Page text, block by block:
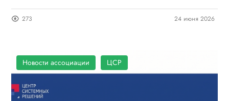
273 24 июня 2026
Новости ассоциации ЦСР